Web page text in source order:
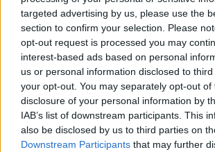
targeted advertising by us, please use the
section to confirm your selection. Please
opt-out request is processed you may
interest-based ads based on personal
us or personal information disclosed to
your opt-out. You may separately opt-out of
disclosure of your personal information by
IAB’s list of downstream participants. This
also be disclosed by us to third parties on
Downstream Participants that may further
Ο Γιάννης Φέρτης με τη Ναταλία Τσαλίκη και
τηλεοπτική σειρά του MEGA «Βίος